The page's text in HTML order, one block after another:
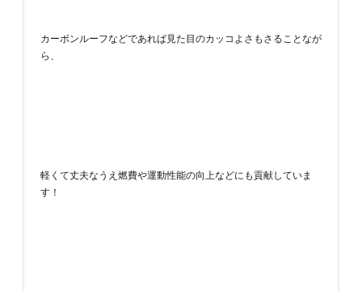
カーボンルーフなどであれば見た目のカッコよさもさることなが
ら、
軽くて丈夫なうえ燃費や運動性能の向上などにも貢献していま
す！